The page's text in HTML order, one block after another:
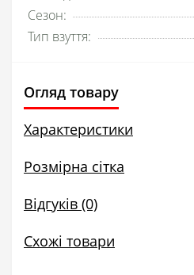
Сезон:
Тип взуття:
Огляд товару
Характеристики
Розмірна сітка
Відгуків (0)
Схожі товари